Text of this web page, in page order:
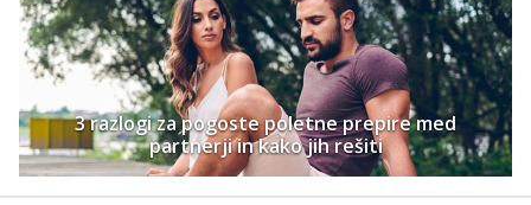
3 razlogi za pogoste poletne prepire med
partnerji in kako jih rešiti